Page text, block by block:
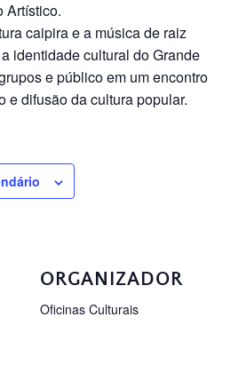
Artístico.
caipira e a música de raiz
identidade cultural do Grande
e público em um encontro
e difusão da cultura popular.
ORGANIZADOR
Oficinas Culturais